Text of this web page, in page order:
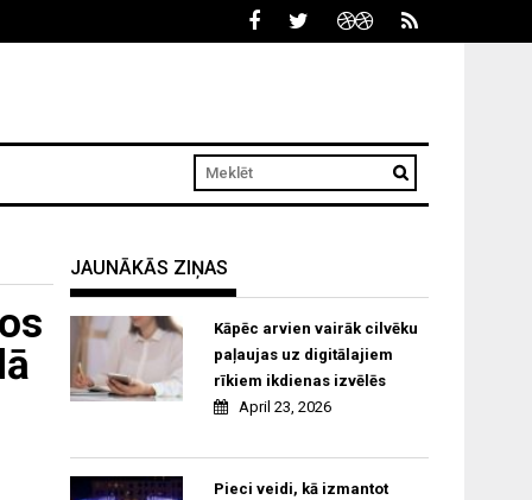
JAUNĀKĀS ZIŅAS
Kāpēc arvien vairāk cilvēku
paļaujas uz digitālajiem
rīkiem ikdienas izvēlēs
April 23, 2026
Pieci veidi, kā izmantot